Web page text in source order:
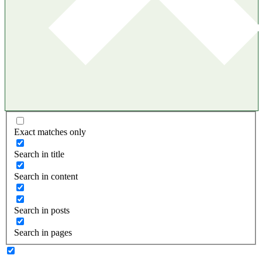
Exact matches only
Search in title
Search in content
Search in posts
Search in pages